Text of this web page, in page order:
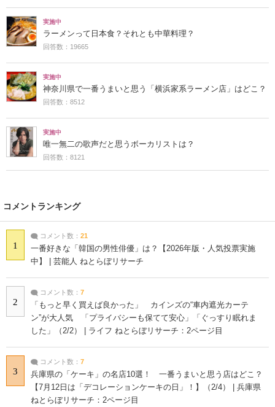
実施中
ラーメンって日本食？それとも中華料理？
回答数：19665
実施中
神奈川県で一番うまいと思う「横浜家系ラーメン店」はどこ？
回答数：8512
実施中
唯一無二の歌声だと思うボーカリストは？
回答数：8121
コメントランキング
1
コメント数： 21
一番好きな「韓国の男性俳優」は？【2026年版・人気投票実施
中】 | 芸能人 ねとらぼリサーチ
2
コメント数： 7
「もっと早く買えば良かった」 カインズの“車内遮光カーテ
ン”が大人気 「プライバシーも保てて安心」「ぐっすり眠れま
した」（2/2） | ライフ ねとらぼリサーチ：2ページ目
3
コメント数： 7
兵庫県の「ケーキ」の名店10選！ 一番うまいと思う店はどこ？
【7月12日は「デコレーションケーキの日」！】（2/4） | 兵庫県
ねとらぼリサーチ：2ページ目